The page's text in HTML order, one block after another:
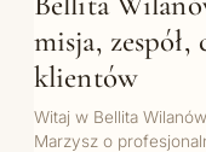
misja,
klientów
Witaj w Bellita
Marzysz o